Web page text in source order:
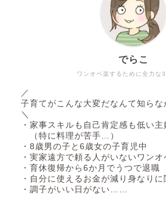
ワンオペ楽するために全力な
でらこ
／
子育てがこんな大変だなんて知ら
＼
・家事スキルも自己肯定感も低い主
（特に料理が苦手…）
・8歳男の子と6歳女の子育児中
・実家遠方で頼る人がいないワンオ
・育休復帰から6か月でうつで退職
・自分に使えるお金が減り身なり
・調子がいい日がない……